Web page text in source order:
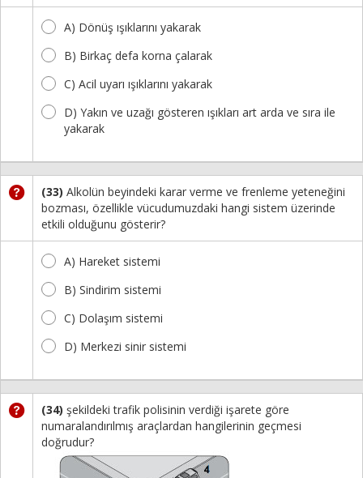
A) Dönüş ışıklarını yakarak
B) Birkaç defa korna çalarak
C) Acil uyarı ışıklarını yakarak
D) Yakın ve uzağı gösteren ışıkları art arda ve sıra ile
yakarak
(33) Alkolün beyindeki karar verme ve frenleme yeteneğini
bozması, özellikle vücudumuzdaki hangi sistem üzerinde
etkili olduğunu gösterir?
A) Hareket sistemi
B) Sindirim sistemi
C) Dolaşım sistemi
D) Merkezi sinir sistemi
(34) şekildeki trafik polisinin verdiği işarete göre
numaralandırılmış araçlardan hangilerinin geçmesi
doğrudur?